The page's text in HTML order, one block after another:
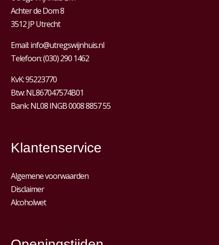
Achter de Dom 8
3512 JP Utrecht
Email:info@utregswijnhuis.nl
Telefoon:(030) 290 1462
KvK:95223770
Btw:NL867047574B01
Bank: NL08 INGB 0008 8857 55
Klantenservice
Algemene voorwaarden
Disclaimer
Alcoholwet